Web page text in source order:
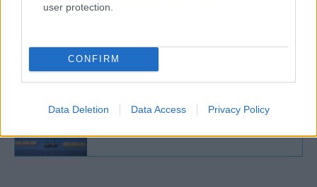
user protection.
CONFIRM
Data Deletion Data Access Privacy Policy
Bréking: Irán bekérette a magyar